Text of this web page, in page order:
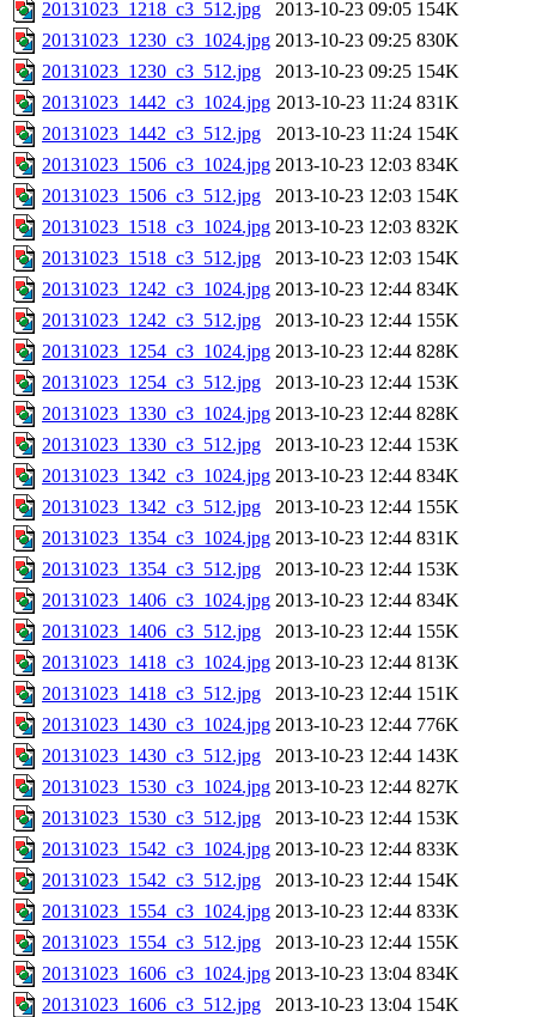
20131023_1218_c3_512.jpg 2013-10-23 09:05 154K
20131023_1230_c3_1024.jpg 2013-10-23 09:25 830K
20131023_1230_c3_512.jpg
2013-10-23 09:25 154K
20131023_1442_c3_1024.jpg 2013-10-23 11:24 831K
20131023_1442_c3_512.jpg
2013-10-23 11:24 154K
20131023_1506_c3_1024.jpg 2013-10-23 12:03 834K
20131023_1506_c3_512.jpg
2013-10-23 12:03 154K
20131023_1518_c3_1024.jpg 2013-10-23 12:03 832K
20131023_1518_c3_512.jpg
2013-10-23 12:03 154K
20131023_1242_c3_1024.jpg 2013-10-23 12:44 834K
20131023_1242_c3_512.jpg
2013-10-23 12:44 155K
20131023_1254_c3_1024.jpg 2013-10-23 12:44 828K
20131023_1254_c3_512.jpg
2013-10-23 12:44 153K
20131023_1330_c3_1024.jpg 2013-10-23 12:44 828K
20131023_1330_c3_512.jpg
2013-10-23 12:44 153K
20131023_1342_c3_1024.jpg 2013-10-23 12:44 834K
20131023_1342_c3_512.jpg
2013-10-23 12:44 155K
20131023_1354_c3_1024.jpg 2013-10-23 12:44 831K
20131023_1354_c3_512.jpg
2013-10-23 12:44 153K
20131023_1406_c3_1024.jpg 2013-10-23 12:44 834K
20131023_1406_c3_512.jpg
2013-10-23 12:44 155K
20131023_1418_c3_1024.jpg 2013-10-23 12:44 813K
20131023_1418_c3_512.jpg
2013-10-23 12:44 151K
20131023_1430_c3_1024.jpg 2013-10-23 12:44 776K
20131023_1430_c3_512.jpg
2013-10-23 12:44 143K
20131023_1530_c3_1024.jpg 2013-10-23 12:44 827K
20131023_1530_c3_512.jpg
2013-10-23 12:44 153K
20131023_1542_c3_1024.jpg 2013-10-23 12:44 833K
20131023_1542_c3_512.jpg
2013-10-23 12:44 154K
20131023_1554_c3_1024.jpg 2013-10-23 12:44 833K
20131023_1554_c3_512.jpg
2013-10-23 12:44 155K
20131023_1606_c3_1024.jpg 2013-10-23 13:04 834K
20131023_1606_c3_512.jpg
2013-10-23 13:04 154K